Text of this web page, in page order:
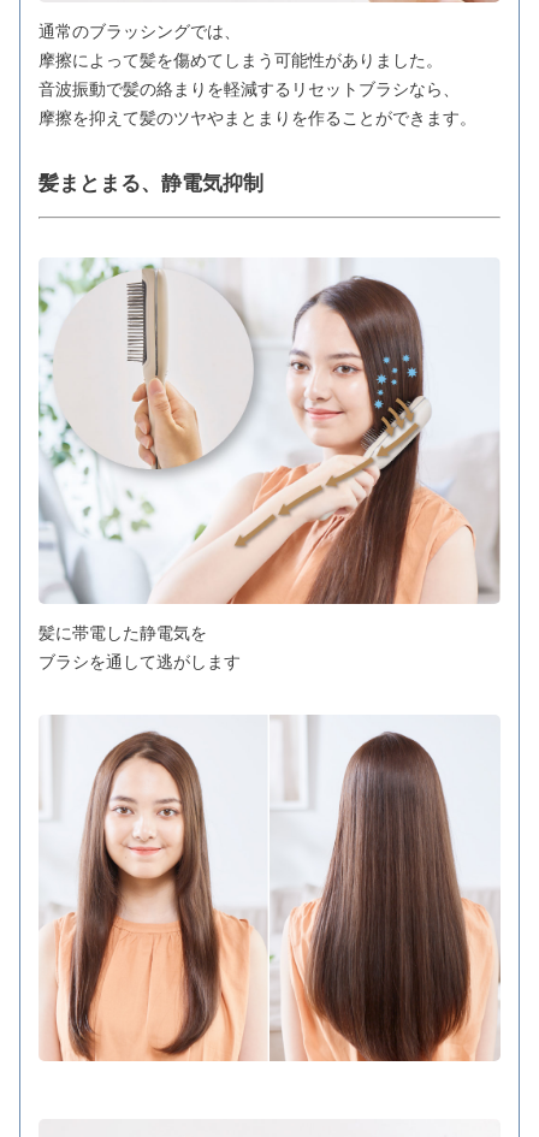
通常のブラッシングでは、
摩擦によって髪を傷めてしまう可能性がありました。
音波振動で髪の絡まりを軽減するリセットブラシなら、
摩擦を抑えて髪のツヤやまとまりを作ることができます。
髪まとまる、静電気抑制
髪に帯電した静電気を
ブラシを通して逃がします